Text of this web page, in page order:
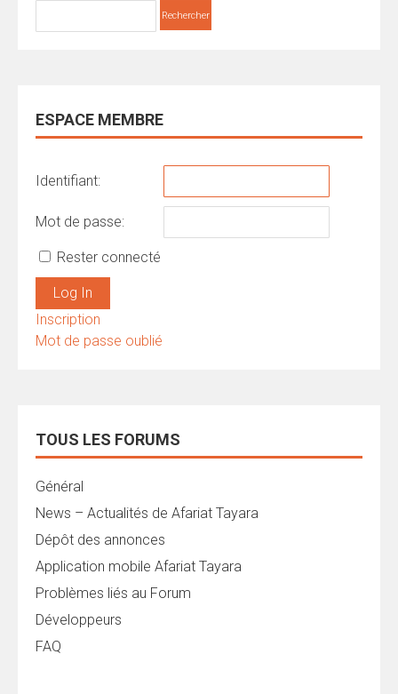
ESPACE MEMBRE
Identifiant:
Mot de passe:
Rester connecté
Log In
Inscription
Mot de passe oublié
TOUS LES FORUMS
Général
News – Actualités de Afariat Tayara
Dépôt des annonces
Application mobile Afariat Tayara
Problèmes liés au Forum
Développeurs
FAQ